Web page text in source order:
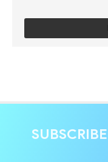
SUBSCRIBE